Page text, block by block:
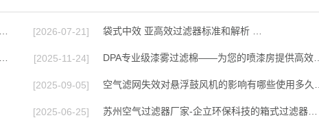
[2026-07-21] 袋式中效 亚高效过滤器标准和解析 …
[2025-11-24] DPA专业级漆雾过滤棉——为您的喷漆房提供高效…
[2025-09-05] 空气滤网失效对悬浮鼓风机的影响有哪些使用多久…
[2025-06-25] 苏州空气过滤器厂家-企立环保科技的箱式过滤器…